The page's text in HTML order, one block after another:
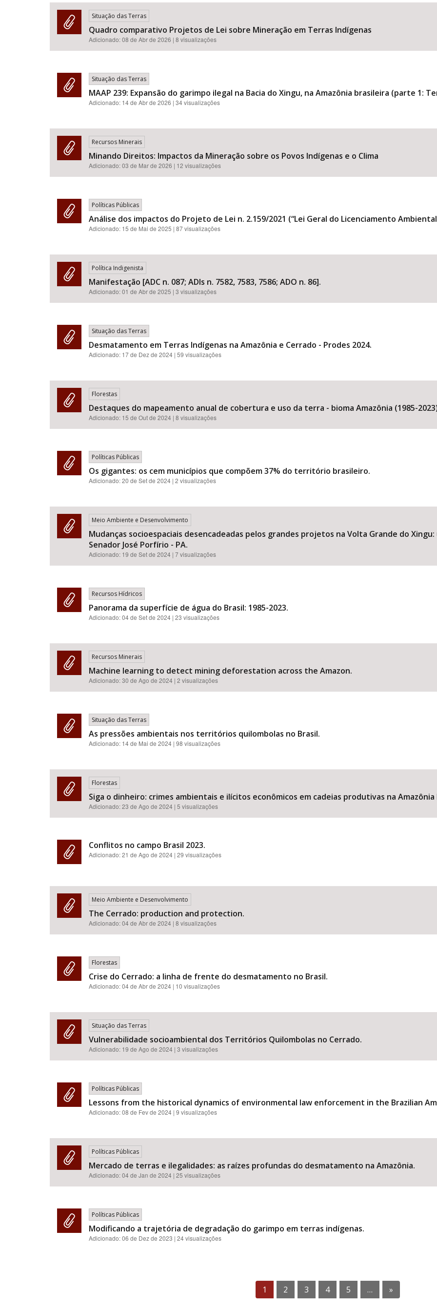
Situação das Terras
Quadro comparativo Projetos de Lei sobre Mineração em Terras Indígenas
Adicionado:08 de Abr de 2026 | 8 visualizações
Situação das Terras
MAAP 239: Expansão do garimpo ilegal na Bacia do Xingu, na Amazônia brasileira (parte 1:
Adicionado: 14 de Abr de 2026 | 34 visualizações
Recursos Minerais
Minando Direitos: Impactos da Mineração sobre os Povos Indígenas e o Clima
Adicionado:03 de Mar de 2026 | 12 visualizações
Políticas Públicas
Análise dos impactos do Projeto de Lei n. 2.159/2021 (“Lei Geral do Licenciamento
Adicionado: 15 de Mai de 2025 | 87 visualizações
Política Indigenista
Manifestação [ADC n. 087; ADIs n. 7582, 7583, 7586; ADO n. 86].
Adicionado:01 de Abr de 2025 | 3 visualizações
Situação das Terras
Desmatamento em Terras Indígenas na Amazônia e Cerrado - Prodes 2024.
Adicionado: 17 de Dez de 2024 | 59 visualizações
Florestas
Destaques do mapeamento anual de cobertura e uso da terra - bioma Amazônia (1985-
Adicionado: 15 de Out de 2024 | 8 visualizações
Políticas Públicas
Os gigantes: os cem municípios que compõem 37% do território brasileiro.
Adicionado:20 de Set de 2024 | 2 visualizações
Meio Ambiente e Desenvolvimento
Mudanças socioespaciais desencadeadas pelos grandes projetos na Volta Grande do
Senador José Porfírio - PA.
Adicionado: 19 de Set de 2024 | 7 visualizações
Recursos Hídricos
Panorama da superfície de água do Brasil: 1985-2023.
Adicionado:04 de Set de 2024 | 23 visualizações
Recursos Minerais
Machine learning to detect mining deforestation across the Amazon.
Adicionado:30 de Ago de 2024 | 2 visualizações
Situação das Terras
As pressões ambientais nos territórios quilombolas no Brasil.
Adicionado: 14 de Mai de 2024 | 98 visualizações
Florestas
Siga o dinheiro: crimes ambientais e ilícitos econômicos em cadeias produtivas na
Adicionado:23 de Ago de 2024 | 5 visualizações
Conflitos no campo Brasil 2023.
Adicionado:21 de Ago de 2024 | 29 visualizações
Meio Ambiente e Desenvolvimento
The Cerrado: production and protection.
Adicionado:04 de Abr de 2024 | 8 visualizações
Florestas
Crise do Cerrado: a linha de frente do desmatamento no Brasil.
Adicionado:04 de Abr de 2024 | 10 visualizações
Situação das Terras
Vulnerabilidade socioambiental dos Territórios Quilombolas no Cerrado.
Adicionado: 19 de Ago de 2024 | 3 visualizações
Políticas Públicas
Lessons from the historical dynamics of environmental law enforcement in the Brazilian
Adicionado:08 de Fev de 2024 | 9 visualizações
Políticas Públicas
Mercado de terras e ilegalidades: as raízes profundas do desmatamento na Amazônia.
Adicionado:04 de Jan de 2024 | 25 visualizações
Políticas Públicas
Modificando a trajetória de degradação do garimpo em terras indígenas.
Adicionado:06 de Dez de 2023 | 24 visualizações
1 2 3 4 5 … »